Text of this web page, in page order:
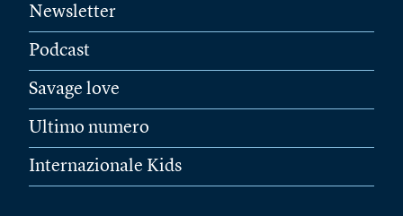
Newsletter
Podcast
Savage love
Ultimo numero
Internazionale Kids